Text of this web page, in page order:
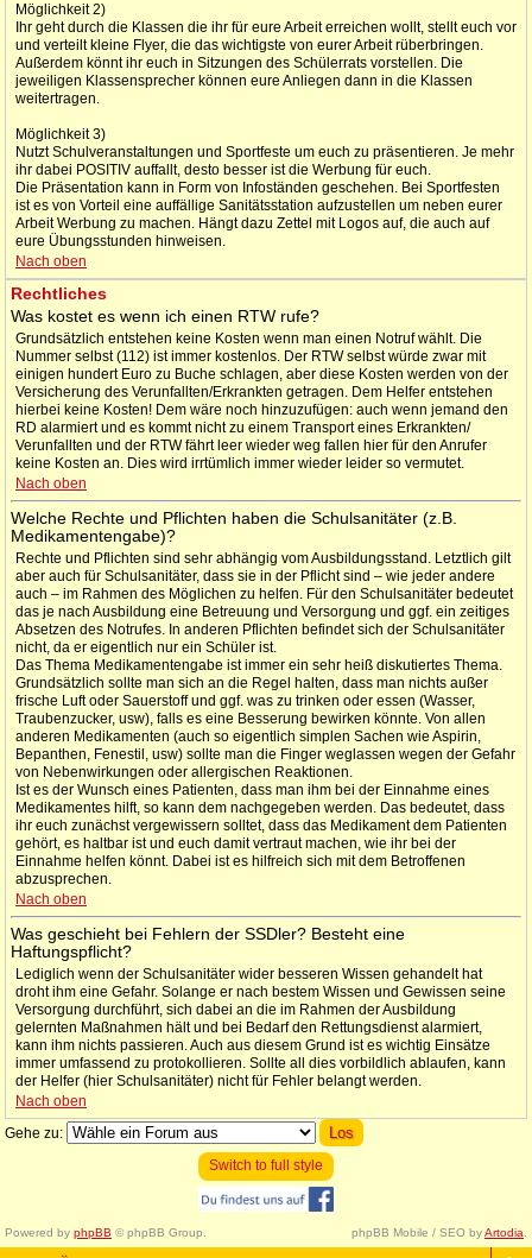
Möglichkeit 2)
Ihr geht durch die Klassen die ihr für eure Arbeit erreichen wollt, stellt euch vor
und verteilt kleine Flyer, die das wichtigste von eurer Arbeit rüberbringen.
Außerdem könnt ihr euch in Sitzungen des Schülerrats vorstellen. Die
jeweiligen Klassensprecher können eure Anliegen dann in die Klassen
weitertragen.
Möglichkeit 3)
Nutzt Schulveranstaltungen und Sportfeste um euch zu präsentieren. Je mehr
ihr dabei POSITIV auffallt, desto besser ist die Werbung für euch.
Die Präsentation kann in Form von Infoständen geschehen. Bei Sportfesten
ist es von Vorteil eine auffällige Sanitätsstation aufzustellen um neben eurer
Arbeit Werbung zu machen. Hängt dazu Zettel mit Logos auf, die auch auf
eure Übungsstunden hinweisen.
Nach oben
Rechtliches
Was kostet es wenn ich einen RTW rufe?
Grundsätzlich entstehen keine Kosten wenn man einen Notruf wählt. Die
Nummer selbst (112) ist immer kostenlos. Der RTW selbst würde zwar mit
einigen hundert Euro zu Buche schlagen, aber diese Kosten werden von der
Versicherung des Verunfallten/Erkrankten getragen. Dem Helfer entstehen
hierbei keine Kosten! Dem wäre noch hinzuzufügen: auch wenn jemand den
RD alarmiert und es kommt nicht zu einem Transport eines Erkrankten/
Verunfallten und der RTW fährt leer wieder weg fallen hier für den Anrufer
keine Kosten an. Dies wird irrtümlich immer wieder leider so vermutet.
Nach oben
Welche Rechte und Pflichten haben die Schulsanitäter (z.B.
Medikamentengabe)?
Rechte und Pflichten sind sehr abhängig vom Ausbildungsstand. Letztlich gilt
aber auch für Schulsanitäter, dass sie in der Pflicht sind – wie jeder andere
auch – im Rahmen des Möglichen zu helfen. Für den Schulsanitäter bedeutet
das je nach Ausbildung eine Betreuung und Versorgung und ggf. ein zeitiges
Absetzen des Notrufes. In anderen Pflichten befindet sich der Schulsanitäter
nicht, da er eigentlich nur ein Schüler ist.
Das Thema Medikamentengabe ist immer ein sehr heiß diskutiertes Thema.
Grundsätzlich sollte man sich an die Regel halten, dass man nichts außer
frische Luft oder Sauerstoff und ggf. was zu trinken oder essen (Wasser,
Traubenzucker, usw), falls es eine Besserung bewirken könnte. Von allen
anderen Medikamenten (auch so eigentlich simplen Sachen wie Aspirin,
Bepanthen, Fenestil, usw) sollte man die Finger weglassen wegen der Gefahr
von Nebenwirkungen oder allergischen Reaktionen.
Ist es der Wunsch eines Patienten, dass man ihm bei der Einnahme eines
Medikamentes hilft, so kann dem nachgegeben werden. Das bedeutet, dass
ihr euch zunächst vergewissern solltet, dass das Medikament dem Patienten
gehört, es haltbar ist und euch damit vertraut machen, wie ihr bei der
Einnahme helfen könnt. Dabei ist es hilfreich sich mit dem Betroffenen
abzusprechen.
Nach oben
Was geschieht bei Fehlern der SSDler? Besteht eine
Haftungspflicht?
Lediglich wenn der Schulsanitäter wider besseren Wissen gehandelt hat
droht ihm eine Gefahr. Solange er nach bestem Wissen und Gewissen seine
Versorgung durchführt, sich dabei an die im Rahmen der Ausbildung
gelernten Maßnahmen hält und bei Bedarf den Rettungsdienst alarmiert,
kann ihm nichts passieren. Auch aus diesem Grund ist es wichtig Einsätze
immer umfassend zu protokollieren. Sollte all dies vorbildlich ablaufen, kann
der Helfer (hier Schulsanitäter) nicht für Fehler belangt werden.
Nach oben
Gehe zu:
Switch to full style
Powered by phpBB © phpBB Group. phpBB Mobile / SEO byArtodia